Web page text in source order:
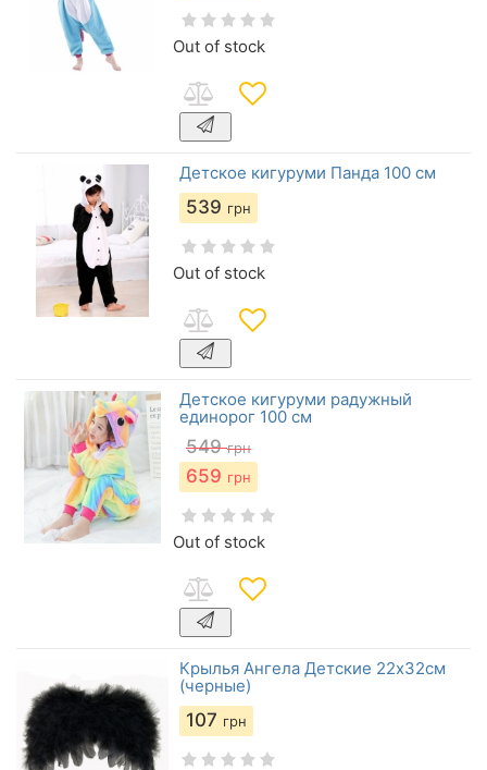
Out of stock
Детское кигуруми Панда 100 см
539 грн
Out of stock
Детское кигуруми радужный
единорог 100 см
549 грн
659 грн
Out of stock
Крылья Ангела Детские 22х32см
(черные)
107 грн